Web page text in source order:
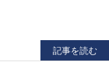
記事を読む